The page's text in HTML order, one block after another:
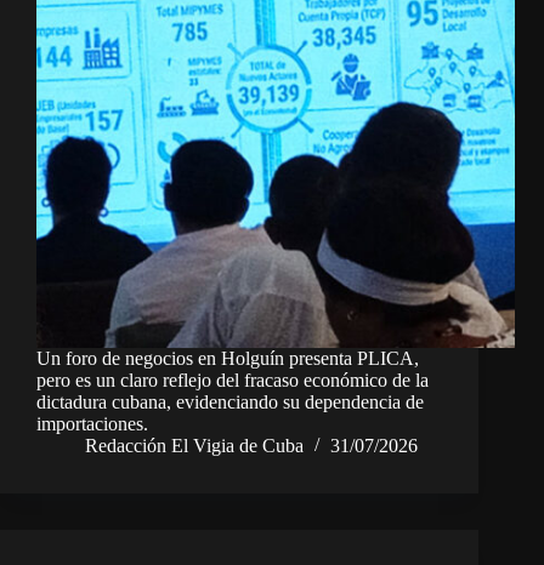
Un foro de negocios en Holguín presenta PLICA,
pero es un claro reflejo del fracaso económico de la
dictadura cubana, evidenciando su dependencia de
importaciones.
Redacción El Vigia de Cuba
31/07/2026